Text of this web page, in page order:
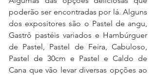
poderão ser encontradas por lá. Alguns
dos expositores são o Pastel de angu,
Gastrô pastéis variados e Hambúrguer
de Pastel, Pastel de Feira, Cabuloso,
Pastel de 30cm e Pastel e Caldo de
Cana que vão levar diversas opções ao